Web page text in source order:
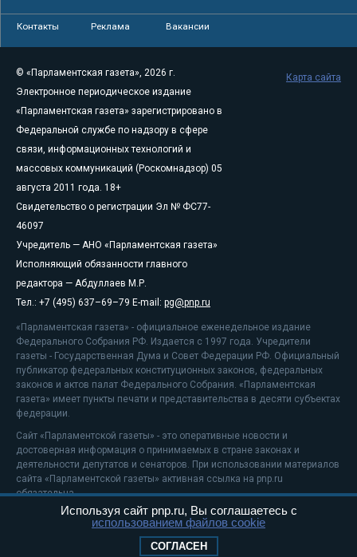
Контакты Реклама Вакансии
© «Парламентская газета», 2026 г.
Электронное периодическое издание
«Парламентская газета» зарегистрировано в
Федеральной службе по надзору в сфере
связи, информационных технологий и
массовых коммуникаций (Роскомнадзор) 05
августа 2011 года. 18+
Свидетельство о регистрации Эл № ФС77-
46097
Учредитель — АНО «Парламентская газета»
Исполняющий обязанности главного
редактора — Абдуллаев М.Р.
Тел.: +7 (495) 637–69–79 E-mail: pg@pnp.ru
«Парламентская газета» - официальное еженедельное издание
Федерального Собрания РФ. Издается с 1997 года. Учредители
газеты - Государственная Дума и Совет Федерации РФ. Официальный
публикатор федеральных конституционных законов, федеральных
законов и актов палат Федерального Собрания. «Парламентская
газета» имеет пункты печати и представительства в десяти субъектах
федерации.
Сайт «Парламентской газеты» - это оперативные новости и
достоверная информация о принимаемых в стране законах и
деятельности депутатов и сенаторов. При использовании материалов
сайта «Парламентской газеты» активная ссылка на pnp.ru
обязательна.
На информационном ресурсе применяютсярекомендательные
Положение о защите персональных данных
Карта сайта
Используя сайт pnp.ru, Вы соглашаетесь с
использованием файлов cookie
СОГЛАСЕН